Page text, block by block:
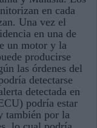
en cada
Una vez el
en una de
un motor y la
producirse
las órdenes del
detectarse
detectada en
podría estar
también por la